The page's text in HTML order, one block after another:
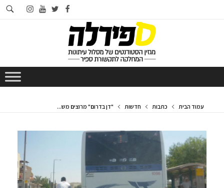
facebook
twitter
youtube
instagram
עמוד הבית כתבות חדשות "דן בדרום" מרוצים מש...